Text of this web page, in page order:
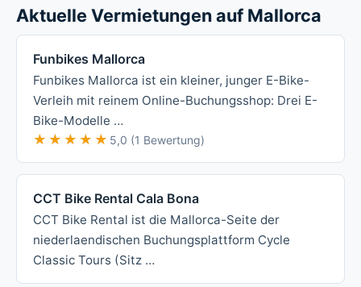
Aktuelle Vermietungen auf Mallorca
Funbikes Mallorca
Funbikes Mallorca ist ein kleiner, junger E-Bike-
Verleih mit reinem Online-Buchungsshop: Drei E-
Bike-Modelle …
★★★★★
★★★★★ 5,0 (1 Bewertung)
CCT Bike Rental Cala Bona
CCT Bike Rental ist die Mallorca-Seite der
niederlaendischen Buchungsplattform Cycle
Classic Tours (Sitz …